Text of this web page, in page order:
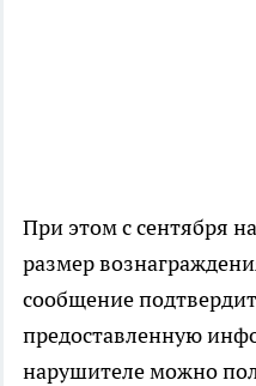
При этом с сентября
размер
сообщение
предоставленную
нарушителе можно